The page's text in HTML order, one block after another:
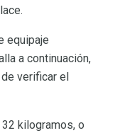
equipaje
a continuación,
verificar el
kilogramos, o